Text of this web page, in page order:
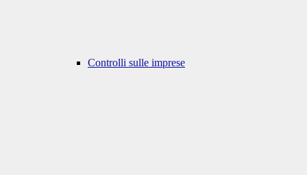
Controlli sulle imprese